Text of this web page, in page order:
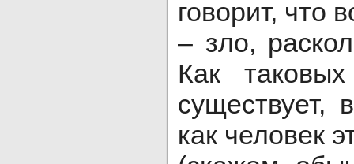
говорит, что
– зло,
Как
существует,
как человек